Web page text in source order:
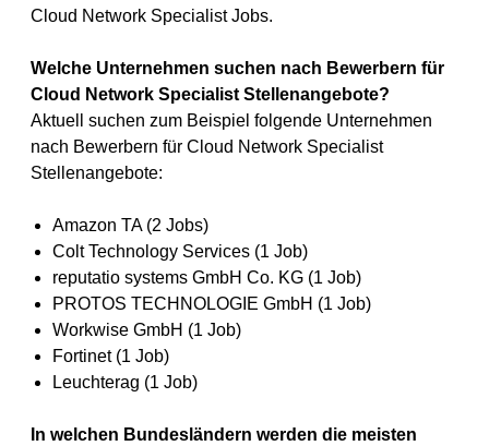
Cloud Network Specialist Jobs.
Welche Unternehmen suchen nach Bewerbern für
Cloud Network Specialist Stellenangebote?
Aktuell suchen zum Beispiel folgende Unternehmen
nach Bewerbern für Cloud Network Specialist
Stellenangebote:
Amazon TA (2 Jobs)
Colt Technology Services (1 Job)
reputatio systems GmbH Co. KG (1 Job)
PROTOS TECHNOLOGIE GmbH (1 Job)
Workwise GmbH (1 Job)
Fortinet (1 Job)
Leuchterag (1 Job)
In welchen Bundesländern werden die meisten